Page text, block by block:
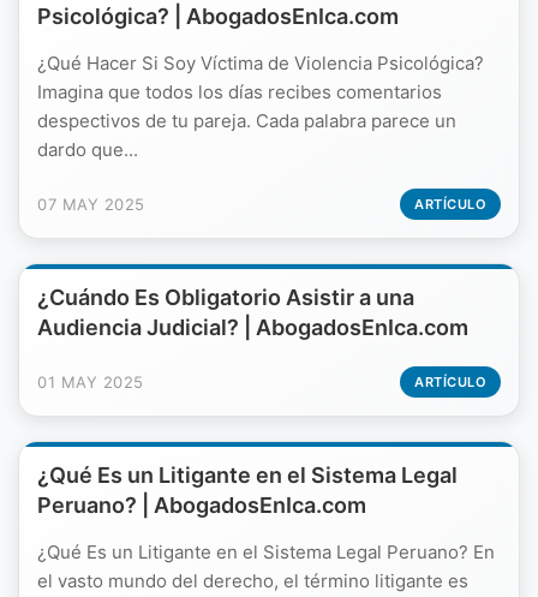
Psicológica? | AbogadosEnIca.com
¿Qué Hacer Si Soy Víctima de Violencia Psicológica?
Imagina que todos los días recibes comentarios
despectivos de tu pareja. Cada palabra parece un
dardo que...
07 MAY 2025 ARTÍCULO
¿Cuándo Es Obligatorio Asistir a una
Audiencia Judicial? | AbogadosEnIca.com
01 MAY 2025 ARTÍCULO
¿Qué Es un Litigante en el Sistema Legal
Peruano? | AbogadosEnIca.com
¿Qué Es un Litigante en el Sistema Legal Peruano? En
el vasto mundo del derecho, el término litigante es